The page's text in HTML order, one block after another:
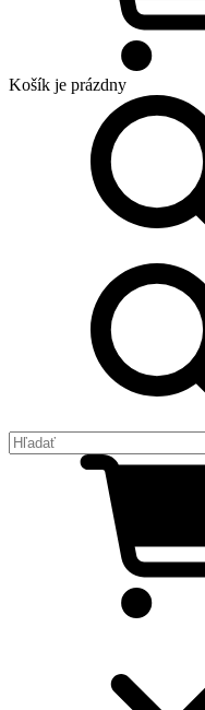
Košík je prázdny